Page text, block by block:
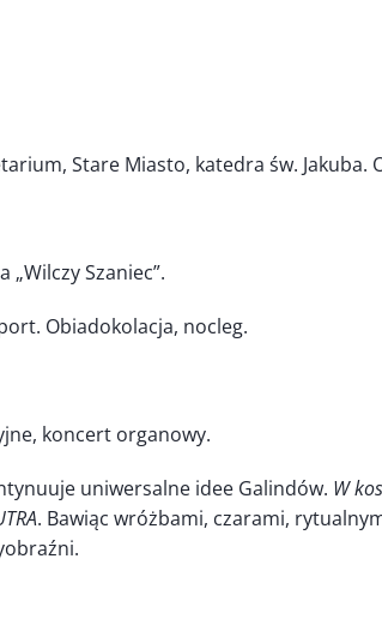
Stare Miasto, katedra św. Jakuba.
Szaniec”.
Obiadokolacja, nocleg.
koncert organowy.
uniwersalne idee Galindów. W
. Bawiąc wróżbami, czarami,